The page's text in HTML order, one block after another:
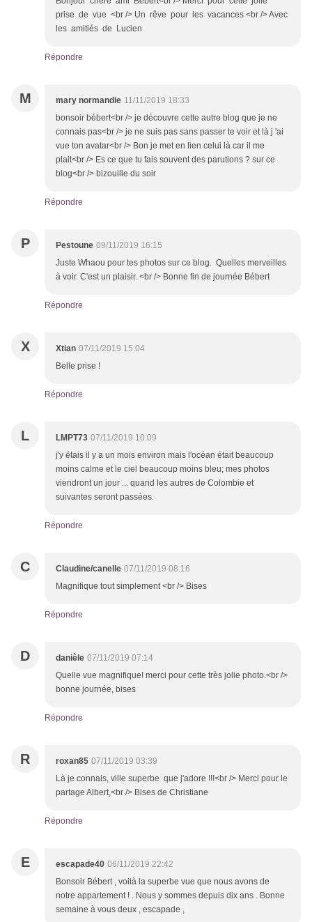
prise de vue <br /> Un rêve pour les vacances <br /> Avec
les amitiés de Lucien
Répondre
M mary normandie 11/11/2019 18:33
bonsoir bébert<br /> je découvre cette autre blog que je ne
connais pas<br /> je ne suis pas sans passer te voir et là j 'ai
vue ton avatar<br /> Bon je met en lien celui là car il me
plait<br /> Es ce que tu fais souvent des parutions ? sur ce
blog<br /> bizouille du soir
Répondre
P Pestoune 09/11/2019 16:15
Juste Whaou pour tes photos sur ce blog. Quelles merveilles
à voir. C'est un plaisir. <br /> Bonne fin de journée Bébert
Répondre
X Xtian 07/11/2019 15:04
Belle prise !
Répondre
L LMPT73 07/11/2019 10:09
j'y étais il y a un mois environ mais l'océan était beaucoup
moins calme et le ciel beaucoup moins bleu; mes photos
viendront un jour ... quand les autres de Colombie et
suivantes seront passées.
Répondre
C Claudine/canelle 07/11/2019 08:16
Magnifique tout simplement <br /> Bises
Répondre
D danièle 07/11/2019 07:14
Quelle vue magnifique! merci pour cette très jolie photo.<br />
bonne journée, bises
Répondre
R roxan85 07/11/2019 03:39
Là je connais, ville superbe que j'adore !!!<br /> Merci pour le
partage Albert,<br /> Bises de Christiane
Répondre
E escapade40 06/11/2019 22:42
Bonsoir Bébert , voilà la superbe vue que nous avons de
notre appartement ! . Nous y sommes depuis dix ans . Bonne
semaine à vous deux , escapade ,